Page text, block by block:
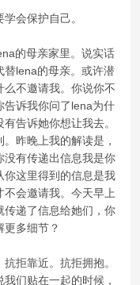
会保护自己。
的母亲家里。说实话
替lena的母亲。或许潜
不邀请我。你说你不
告诉我你问了lena为什
告诉她你想让我去。
昨晚上我的解读是，
没有传递出信息我是你
你这里得到的信息是我
会邀请我。今天早上
传递了信息给她们，你
多细节？
拒靠近。抗拒拥抱。
们贴在一起的时候，